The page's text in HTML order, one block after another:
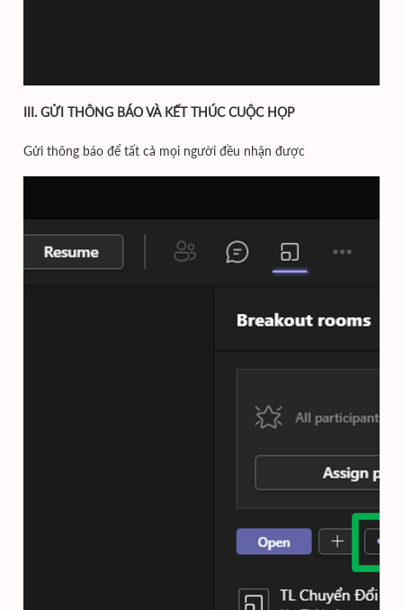
III. GỬI THÔNG BÁO VÀ KẾT THÚC CUỘC HỌP
Gửi thông báo để tất cả mọi người đều nhận được